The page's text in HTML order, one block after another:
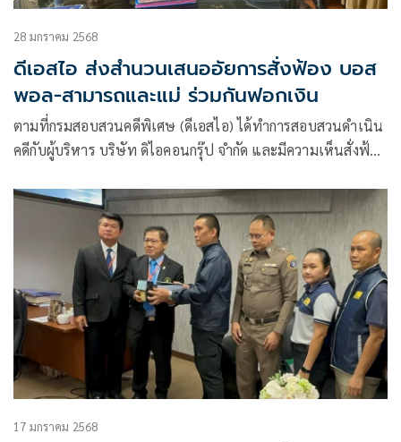
28 มกราคม 2568
ดีเอสไอ ส่งสำนวนเสนออัยการสั่งฟ้อง บอส
พอล-สามารถและแม่ ร่วมกันฟอกเงิน
ตามที่กรมสอบสวนคดีพิเศษ (ดีเอสไอ)​ ได้ทำการสอบสวนดำเนิน
คดีกับผู้บริหาร บริษัท ดิไอคอนกรุ๊ป จำกัด และมีความเห็นสั่งฟ้อง
เป็นการฉ้อโกงประชาชน (แชร์ลูกโซ่)”
17 มกราคม 2568